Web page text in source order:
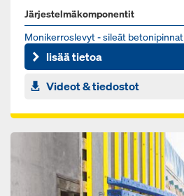
Järjestelmäkomponentit
Mo­ni­ker­ros­le­vyt - si­leät be­to­ni­pin­nat
lisää tietoa
Videot & tiedostot